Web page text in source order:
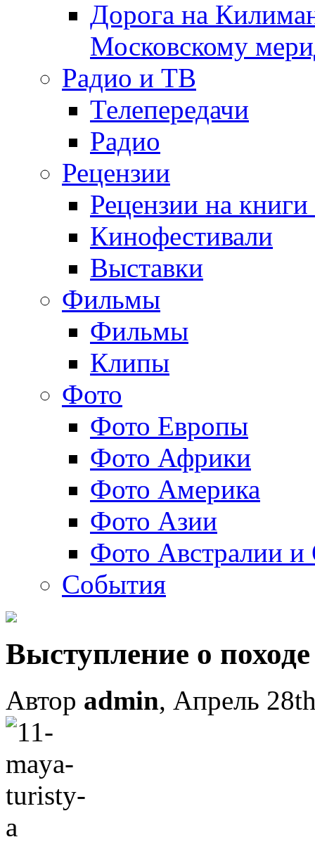
Дорога на
Московскому
Радио и ТВ
Телепередачи
Радио
Рецензии
Рецензии на
Кинофестивали
Выставки
Фильмы
Фильмы
Клипы
Фото
Фото Европы
Фото Африки
Фото Америка
Фото Азии
Фото Австралии и
События
Выступление о
Автор admin, Апрель